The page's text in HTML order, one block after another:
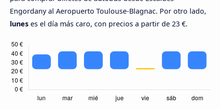
Engordany al Aeropuerto Toulouse-Blagnac. Por otro lado,
lunes es el día más caro, con precios a partir de 23 €.